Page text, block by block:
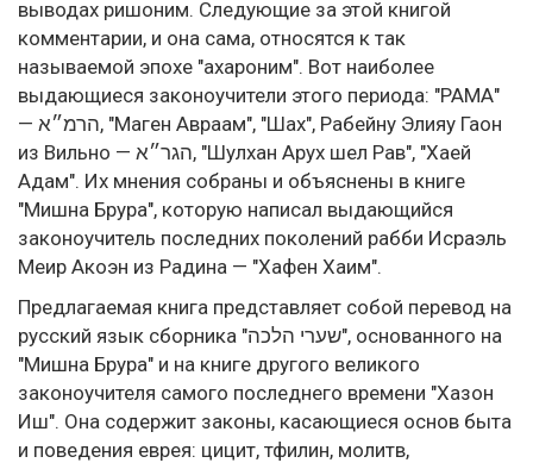
выводах ришоним. Следующие за этой книгой
комментарии, и она сама, относятся к так
называемой эпохе "ахароним". Вот наиболее
выдающиеся законоучители этого периода: "РАМА"
— הרמ״א, "Маген Авраам", "Шах", Рабейну Элияу Гаон
из Вильно — הגר״א, "Шулхан Арух шел Рав", "Хаей
Адам". Их мнения собраны и объяснены в книге
"Мишна Брура", которую написал выдающийся
законоучитель последних поколений рабби Исраэль
Меир Акоэн из Радина — "Хафен Хаим".
Предлагаемая книга представляет собой перевод на
русский язык сборника "שערי הלכה", основанного на
"Мишна Брура" и на книге другого великого
законоучителя самого последнего времени "Хазон
Иш". Она содержит законы, касающиеся основ быта
и поведения еврея: цицит, тфилин, молитв,